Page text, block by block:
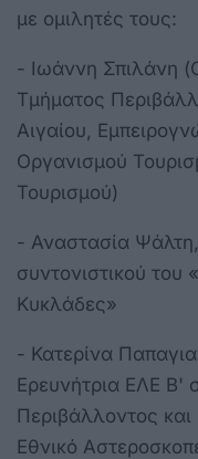
με ομιλητές τους:
- Ιωάννη Σπιλάνη
Τμήματος
Αιγαίου,
Οργανισμού
Τουρισμού)
- Αναστασία
συντονιστικού του
Κυκλάδες»
- Κατερίνα
Ερευνήτρια ΕΛΕ Β'
Περιβάλλοντος
Εθνικό